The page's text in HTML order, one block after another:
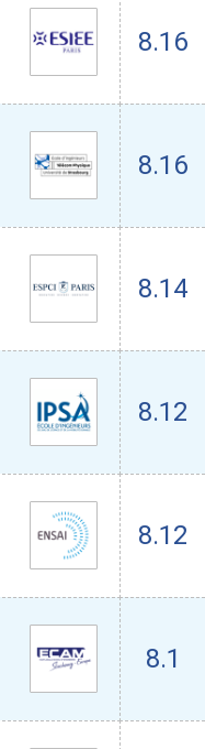
8.16
8.16
8.14
8.12
8.12
8.1